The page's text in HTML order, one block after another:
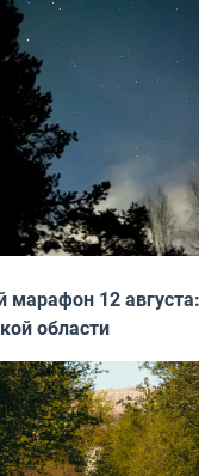
марафон 12
области